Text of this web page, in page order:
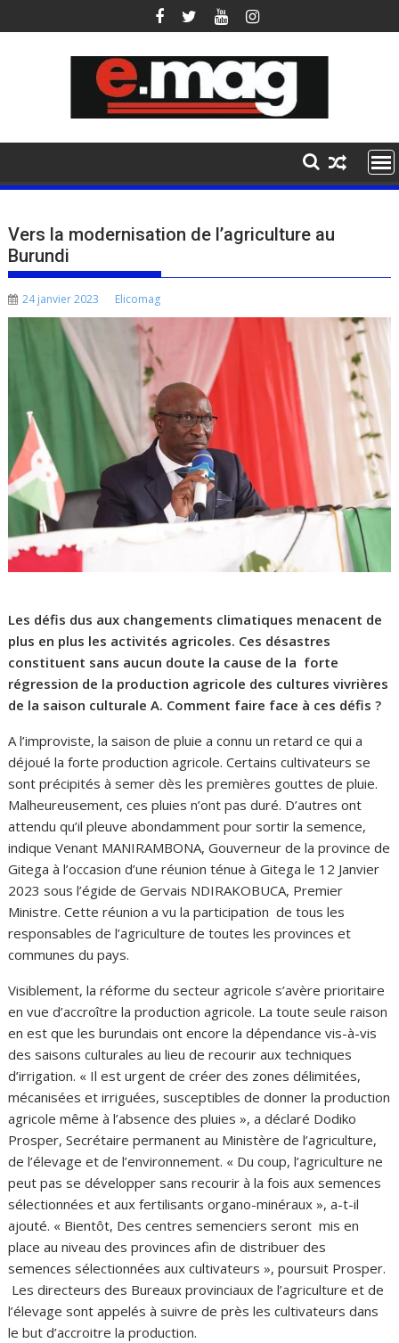
to
Vers la modernisation de l’agriculture au
Burundi
24 janvier 2023 Elicomag
Les défis dus aux changements climatiques menacent de
plus en plus les activités agricoles. Ces désastres
constituent sans aucun doute la cause de la forte
régression de la production agricole des cultures vivrières
de la saison culturale A. Comment faire face à ces défis ?
A l’improviste, la saison de pluie a connu un retard ce qui a
déjoué la forte production agricole. Certains cultivateurs se
sont précipités à semer dès les premières gouttes de pluie.
Malheureusement, ces pluies n’ont pas duré. D’autres ont
attendu qu’il pleuve abondamment pour sortir la semence,
indique Venant MANIRAMBONA, Gouverneur de la province de
Gitega à l’occasion d’une réunion ténue à Gitega le 12 Janvier
2023 sous l’égide de Gervais NDIRAKOBUCA, Premier
Ministre. Cette réunion a vu la participation de tous les
responsables de l’agriculture de toutes les provinces et
communes du pays.
Visiblement, la réforme du secteur agricole s’avère prioritaire
en vue d’accroître la production agricole. La toute seule raison
en est que les burundais ont encore la dépendance vis-à-vis
des saisons culturales au lieu de recourir aux techniques
d’irrigation. « Il est urgent de créer des zones délimitées,
mécanisées et irriguées, susceptibles de donner la production
agricole même à l’absence des pluies », a déclaré Dodiko
Prosper, Secrétaire permanent au Ministère de l’agriculture,
de l’élevage et de l’environnement. « Du coup, l’agriculture ne
peut pas se développer sans recourir à la fois aux semences
sélectionnées et aux fertilisants organo-minéraux », a-t-il
ajouté. « Bientôt, Des centres semenciers seront mis en
place au niveau des provinces afin de distribuer des
semences sélectionnées aux cultivateurs », poursuit Prosper.
Les directeurs des Bureaux provinciaux de l’agriculture et de
l’élevage sont appelés à suivre de près les cultivateurs dans
le but d’accroitre la production.